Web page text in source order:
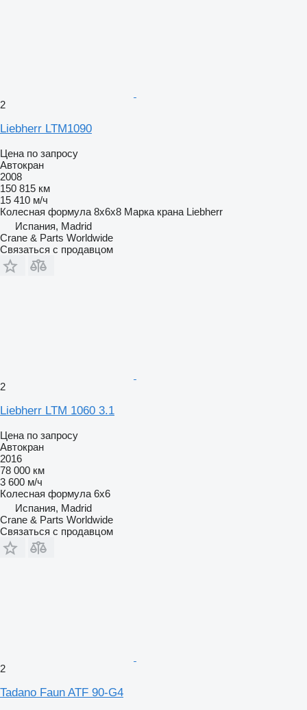
2
Liebherr LTM1090
Цена по запросу
Автокран
2008
150 815 км
15 410 м/ч
Колесная формула 8x6x8 Марка крана Liebherr
Испания, Madrid
Crane & Parts Worldwide
Связаться с продавцом
2
Liebherr LTM 1060 3.1
Цена по запросу
Автокран
2016
78 000 км
3 600 м/ч
Колесная формула 6x6
Испания, Madrid
Crane & Parts Worldwide
Связаться с продавцом
2
Tadano Faun ATF 90-G4